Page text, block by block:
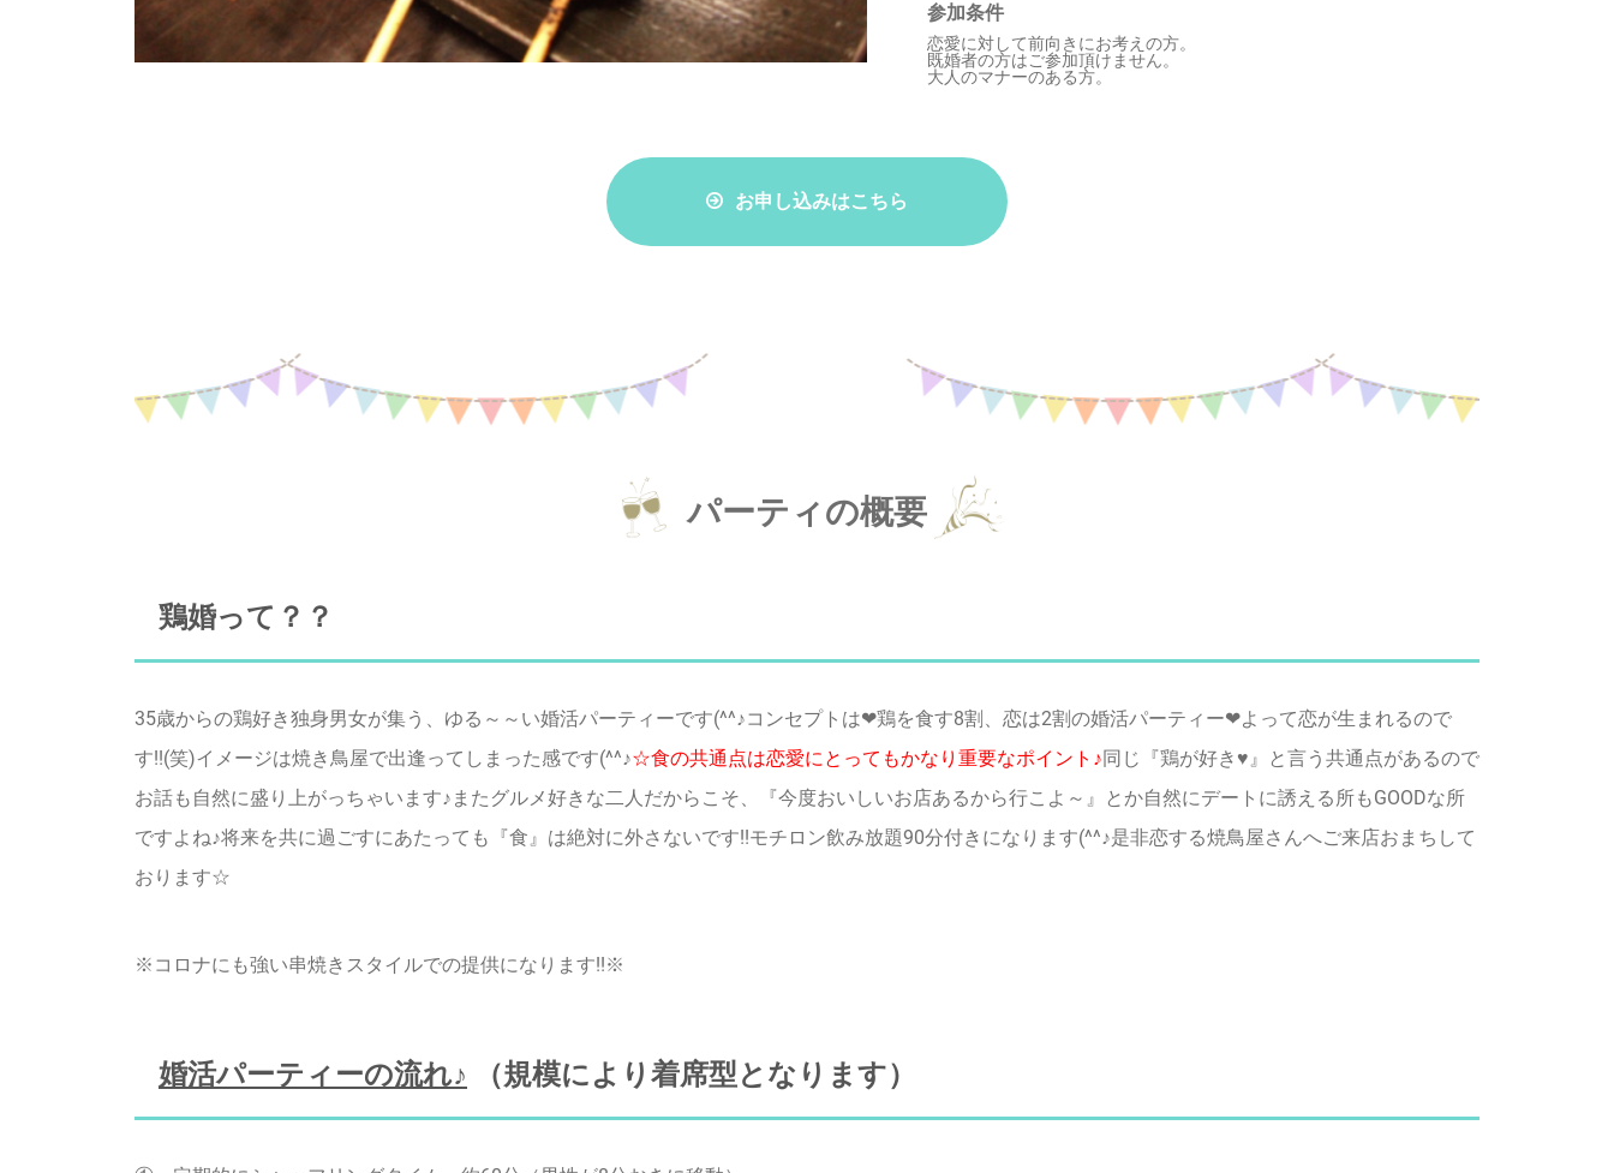
参加条件
恋愛に対して前向きにお考えの方。
既婚者の方はご参加頂けません。
大人のマナーのある方。
お申し込みはこちら
パーティの概要
鶏婚って？？
35歳からの鶏好き独身男女が集う、ゆる～～い婚活パーティーです(^^♪コンセプトは❤鶏を食す8割、恋は2割の婚活パーティー❤よって恋が生まれるので
す!!(笑)イメージは焼き鳥屋で出逢ってしまった感です(^^♪☆食の共通点は恋愛にとってもかなり重要なポイント♪同じ『鶏が好き♥』と言う共通点があるので
お話も自然に盛り上がっちゃいます♪またグルメ好きな二人だからこそ、『今度おいしいお店あるから行こよ～』とか自然にデートに誘える所もGOODな所
ですよね♪将来を共に過ごすにあたっても『食』は絶対に外さないです!!モチロン飲み放題90分付きになります(^^♪是非恋する焼鳥屋さんへご来店おまちして
おります☆
※コロナにも強い串焼きスタイルでの提供になります!!※
婚活パーティーの流れ♪ （規模により着席型となります）